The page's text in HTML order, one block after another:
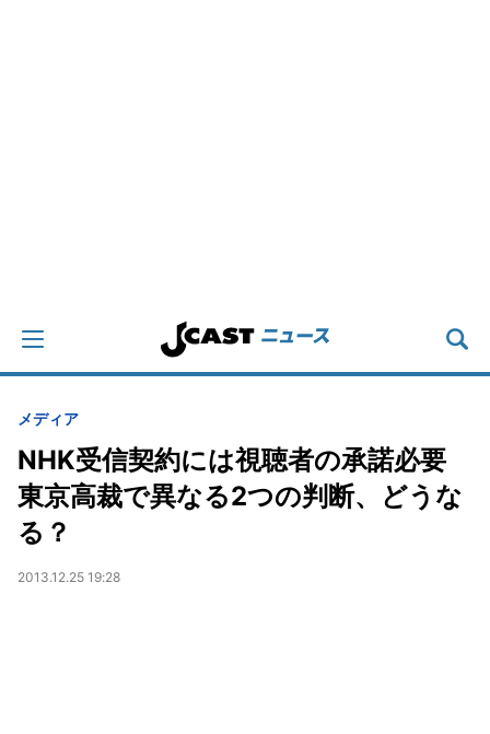
メディア
NHK受信契約には視聴者の承諾必要
東京高裁で異なる2つの判断、どうな
る？
2013.12.25 19:28